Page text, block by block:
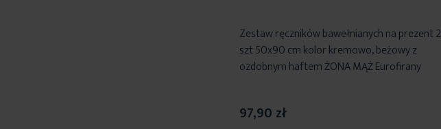
Zestaw ręczników bawełnianych na prezent 2
szt 50x90 cm kolor kremowo, beżowy z
ozdobnym haftem ŻONA MĄŻ Eurofirany
97,90 zł